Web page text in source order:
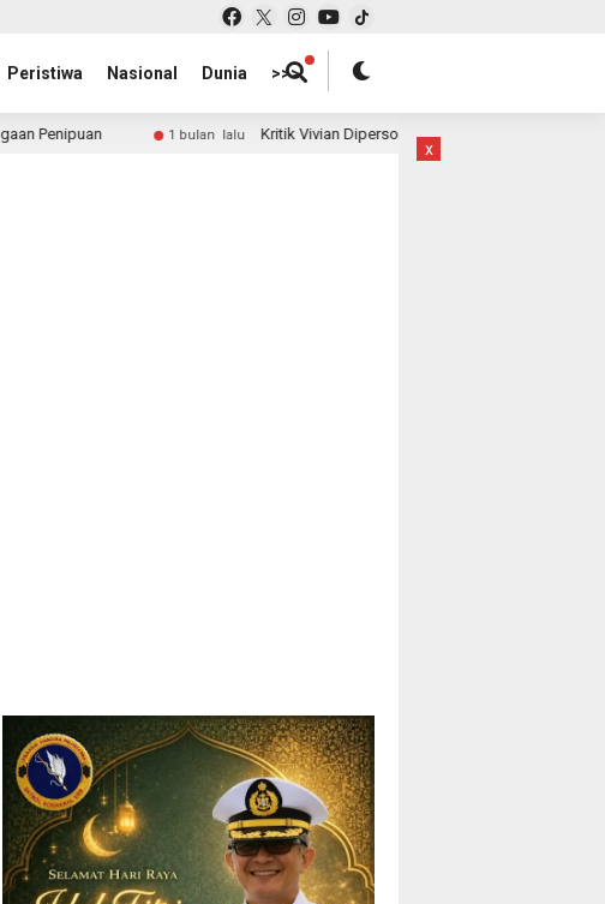
Peristiwa Nasional Dunia >>>
1 bulan lalu Kritik Vivian Dipersoalkan, Publik Tagih Penjelasan: Di Mana
x